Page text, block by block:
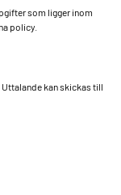
som ligger inom
policy.
kan skickas till